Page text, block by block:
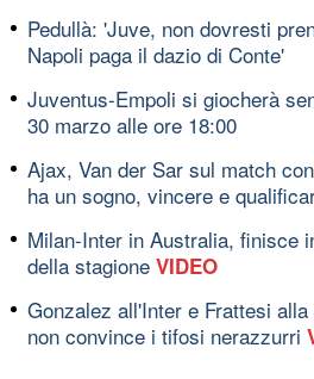
Pedullà: 'Juve, non dovresti
Napoli paga il dazio di Conte'
Juventus-Empoli si giocherà
30 marzo alle ore 18:00
Ajax, Van der Sar sul match
ha un sogno, vincere e
Milan-Inter in Australia, finisce
della stagione VIDEO
Gonzalez all'Inter e Frattesi
non convince i tifosi nerazzurri